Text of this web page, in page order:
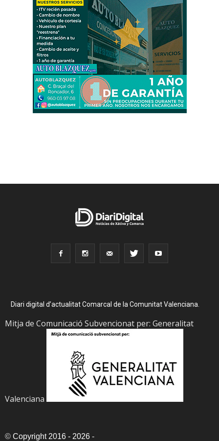
Diari digital d’actualitat Comarcal de la Comunitat Valenciana.
Mitja de Comunicació Subvencionat per: Generalitat
Valenciana
© Copyright 2016 - 2026 -